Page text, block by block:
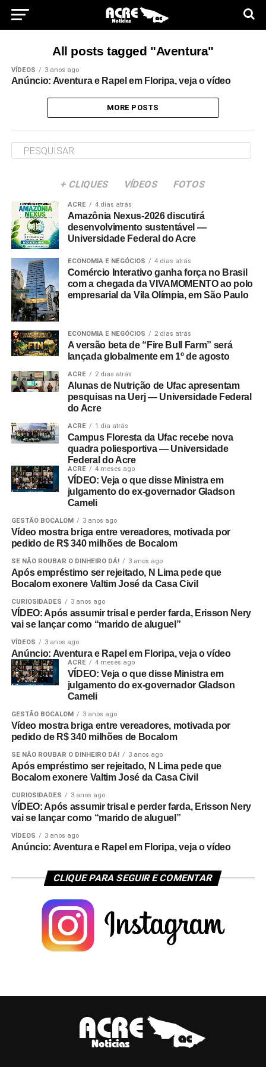
All posts tagged "Aventura"
VÍDEOS 3 anos ago
Anúncio: Aventura e Rapel em Floripa, veja o vídeo
MORE POSTS
+ CLIQUES VÍDEOS FOTOS
ACRE 4 dias atrás
Amazônia Nexus-2026 discutirá
desenvolvimento sustentável —
Universidade Federal do Acre
ECONOMIA E NEGÓCIOS 4 dias atrás
Comércio Interativo ganha força no Brasil
com a chegada da VIVAMOMENTO ao polo
empresarial da Vila Olímpia, em São Paulo
ECONOMIA E NEGÓCIOS 2 dias atrás
A versão beta de “Fire Bull Farm” será
lançada globalmente em 1º de agosto
ACRE 2 dias atrás
Alunas de Nutrição de Ufac apresentam
pesquisas na Uerj — Universidade Federal
do Acre
ACRE 1 dia atrás
Campus Floresta da Ufac recebe nova
quadra poliesportiva — Universidade
Federal do Acre
ACRE 4 meses ago
VÍDEO: Veja o que disse Ministra em
julgamento do ex-governador Gladson
Cameli
GESTÃO BOCALOM 3 anos ago
Vídeo mostra briga entre vereadores, motivada por
pedido de R$ 340 milhões de Bocalom
SE NÃO ROUBAR O DINHEIRO DÁ! 3 anos ago
Após empréstimo ser rejeitado, N Lima pede que
Bocalom exonere Valtim José da Casa Civil
CURIOSIDADES 3 anos ago
VÍDEO: Após assumir trisal e perder farda, Erisson Nery
vai se lançar como “marido de aluguel”
VÍDEOS 3 anos ago
Anúncio: Aventura e Rapel em Floripa, veja o vídeo
ACRE 4 meses ago
VÍDEO: Veja o que disse Ministra em
julgamento do ex-governador Gladson
Cameli
GESTÃO BOCALOM 3 anos ago
Vídeo mostra briga entre vereadores, motivada por
pedido de R$ 340 milhões de Bocalom
SE NÃO ROUBAR O DINHEIRO DÁ! 3 anos ago
Após empréstimo ser rejeitado, N Lima pede que
Bocalom exonere Valtim José da Casa Civil
CURIOSIDADES 3 anos ago
VÍDEO: Após assumir trisal e perder farda, Erisson Nery
vai se lançar como “marido de aluguel”
VÍDEOS 3 anos ago
Anúncio: Aventura e Rapel em Floripa, veja o vídeo
CLIQUE PARA SEGUIR E COMENTAR